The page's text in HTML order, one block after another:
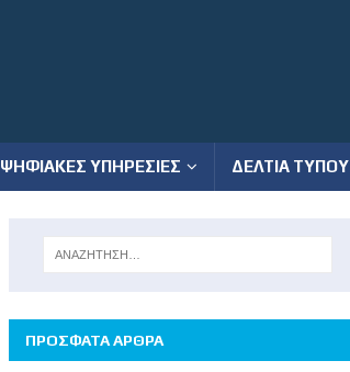
ΨΗΦΙΑΚΕΣ ΥΠΗΡΕΣΙΕΣ ΔΕΛΤΙΑ ΤΥΠΟΥ
ΠΡΟΣΦΑΤΑ ΑΡΘΡΑ